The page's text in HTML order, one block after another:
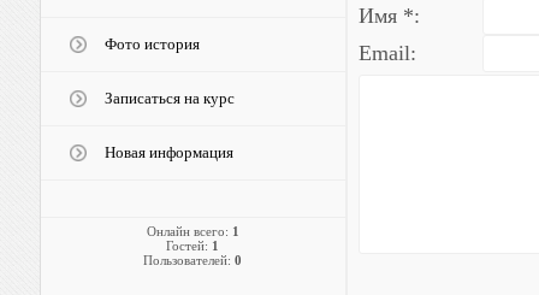
Фото история
Записаться на курс
Новая информация
Онлайн всего: 1
Гостей: 1
Пользователей: 0
Имя *:
Email: